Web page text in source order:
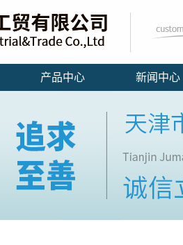
产品中心 新闻中心